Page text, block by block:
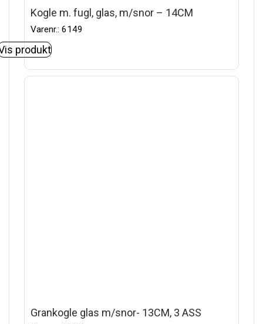
Kogle m. fugl, glas, m/snor – 14CM
Varenr.: 6149
produkt
Grankogle glas m/snor- 13CM, 3 ASS